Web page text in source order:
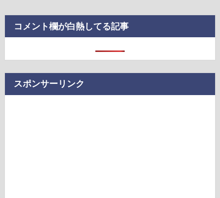
コメント欄が白熱してる記事
スポンサーリンク